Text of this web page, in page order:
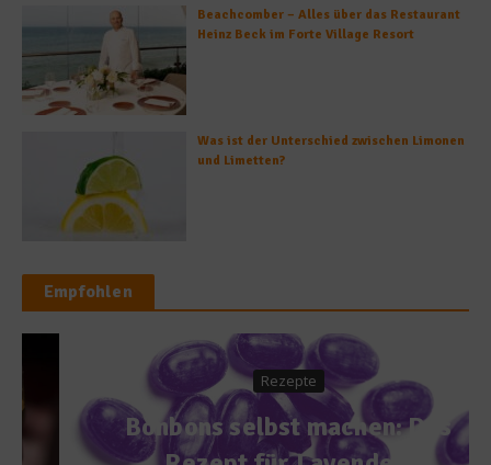
Beachcomber – Alles über das Restaurant
Heinz Beck im Forte Village Resort
Was ist der Unterschied zwischen Limonen
und Limetten?
Empfohlen
Rezepte
Bonbons selbst machen: Das